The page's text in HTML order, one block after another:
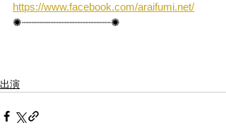
https://www.facebook.com/araifumi.net/
✺┈┈┈┈┈┈┈┈┈┈┈┈┈┈✺
出演